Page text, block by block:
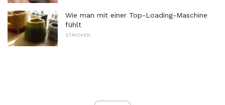
Wie man mit einer Top-Loading-Maschine
fühlt
STRICKEN